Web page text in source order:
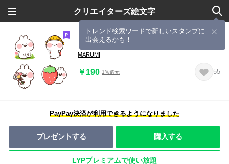
クリエイターズ絵文字
トレンド検索ワードで新しいスタンプに
出会えるかも！
うさぎっちゃん絵文字３♡春いっぱい
MARUMI
￥190 1%還元 55
PayPay決済が利用できるようになりました
プレゼントする 購入する
LYPプレミアムで使い放題